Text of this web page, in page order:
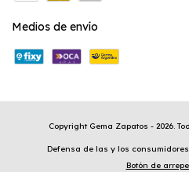
Medios de envío
Copyright Gema Zapatos - 2026.
Defensa de las y los
Botón de